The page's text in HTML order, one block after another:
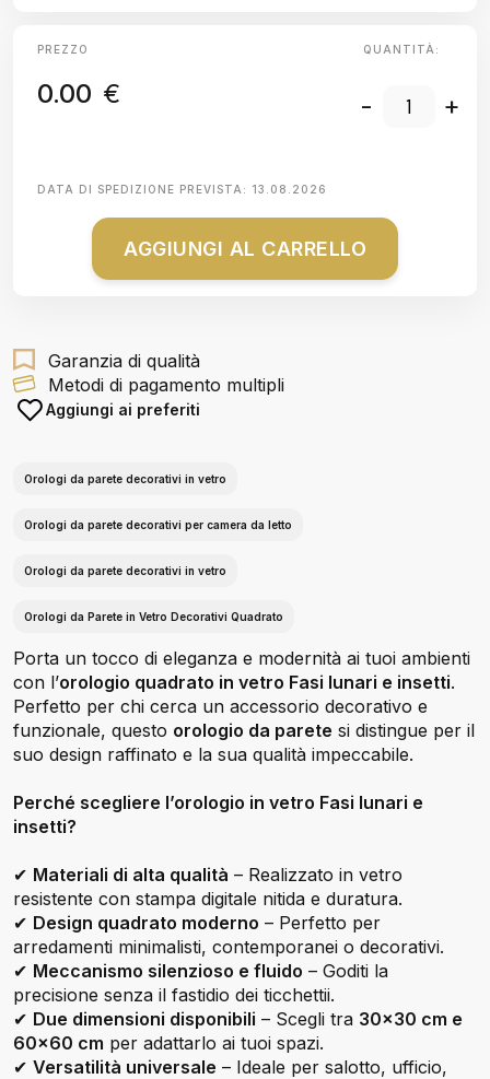
PREZZO
0.00 €
QUANTITÀ:
- +
DATA DI SPEDIZIONE PREVISTA: 13.08.2026
AGGIUNGI AL CARRELLO
Garanzia di qualità
Metodi di pagamento multipli
Aggiungi ai preferiti
Orologi da parete decorativi in vetro
Orologi da parete decorativi per camera da letto
Orologi da parete decorativi in vetro
Orologi da Parete in Vetro Decorativi Quadrato
Porta un tocco di eleganza e modernità ai tuoi ambienti
con l’orologio quadrato in vetro Fasi lunari e insetti.
Perfetto per chi cerca un accessorio decorativo e
funzionale, questo orologio da parete si distingue per il
suo design raffinato e la sua qualità impeccabile.
Perché scegliere l’orologio in vetro Fasi lunari e
insetti?
✔ Materiali di alta qualità – Realizzato in vetro
resistente con stampa digitale nitida e duratura.
✔ Design quadrato moderno – Perfetto per
arredamenti minimalisti, contemporanei o decorativi.
✔ Meccanismo silenzioso e fluido – Goditi la
precisione senza il fastidio dei ticchettii.
✔ Due dimensioni disponibili – Scegli tra 30x30 cm e
60x60 cm per adattarlo ai tuoi spazi.
✔ Versatilità universale – Ideale per salotto, ufficio,